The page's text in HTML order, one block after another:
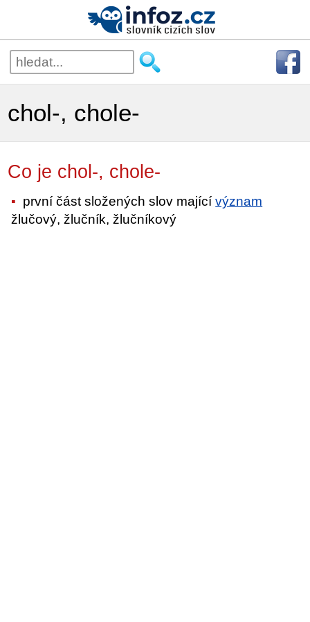
chol-, chole-
Co je chol-, chole-
první část složených slov majícívýznam
žlučový, žlučník, žlučníkový